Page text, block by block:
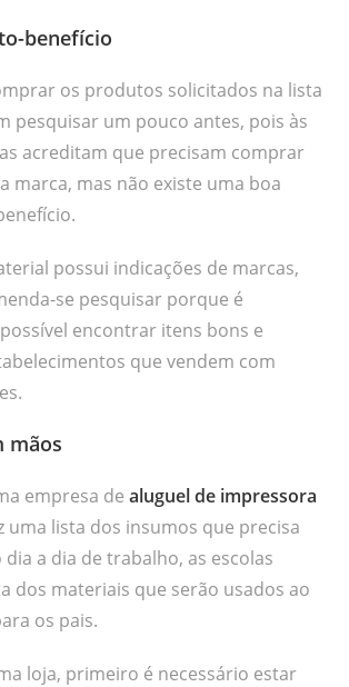
benefício
os produtos solicitados na lista
pesquisar um pouco antes, pois às
acreditam que precisam comprar
marca, mas não existe uma boa
possui indicações de marcas,
se pesquisar porque é
encontrar itens bons e
que vendem com
mãos
empresa dealuguel de impressora
uma lista dos insumos que precisa
a dia de trabalho, as escolas
dos materiais que serão usados ao
os pais.
loja, primeiro é necessário estar